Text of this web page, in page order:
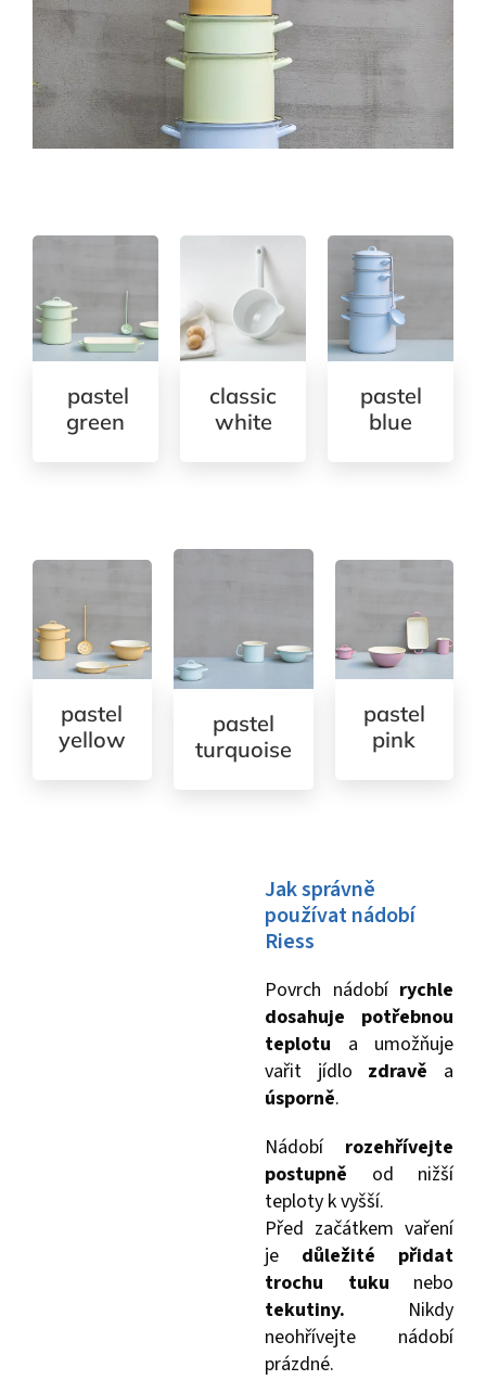
pastel
green
classic
white
pastel
blue
pastel
yellow
pastel
turquoise
pastel
pink
Jak správně
používat nádobí
Riess
Povrch nádobí rychle
dosahuje potřebnou
teplotu a umožňuje
vařit jídlo zdravě a
úsporně.
Nádobí rozehřívejte
postupně od nižší
teploty k vyšší.
Před začátkem vaření
je důležité přidat
trochu tuku nebo
tekutiny. Nikdy
neohřívejte nádobí
prázdné.